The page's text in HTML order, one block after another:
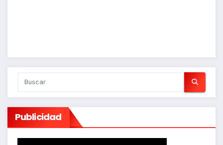
Publicidad